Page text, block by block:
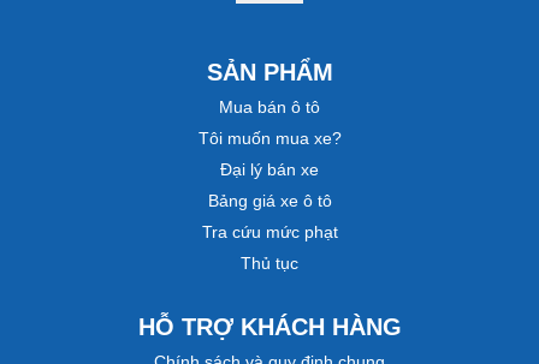
SẢN PHẨM
Mua bán ô tô
Tôi muốn mua xe?
Đại lý bán xe
Bảng giá xe ô tô
Tra cứu mức phạt
Thủ tục
HỖ TRỢ KHÁCH HÀNG